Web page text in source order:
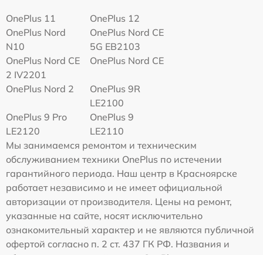
OnePlus 11
OnePlus 12
OnePlus Nord
N10
OnePlus Nord CE
5G EB2103
OnePlus Nord CE
2 IV2201
OnePlus Nord CE
OnePlus Nord 2
OnePlus 9R
LE2100
OnePlus 9 Pro
LE2120
OnePlus 9
LE2110
Мы занимаемся ремонтом и техническим
обслуживанием техники OnePlus по истечении
гарантийного периода. Наш центр в Красноярске
работает независимо и не имеет официальной
авторизации от производителя. Цены на ремонт,
указанные на сайте, носят исключительно
ознакомительный характер и не являются публичной
офертой согласно п. 2 ст. 437 ГК РФ. Названия и